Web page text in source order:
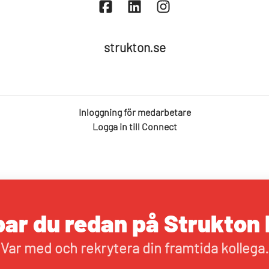
strukton.se
Inloggning för medarbetare
Logga in till Connect
du redan på Strukton
Var med och rekrytera din framtida kollega.